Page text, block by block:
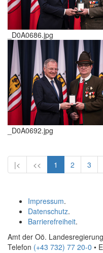
_D0A0686.jpg
_D0A0692.jpg
|< << 1 2 3
Impressum.
Datenschutz.
Barrierefreiheit.
Amt der Oö.
Telefon (+43 732) 77 20-0 •